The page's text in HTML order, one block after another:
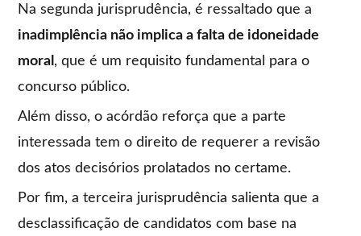
Na segunda jurisprudência, é ressaltado que a
inadimplência não implica a falta de idoneidade
moral , que é um requisito fundamental para o
concurso público.
Além disso, o acórdão reforça que a parte
interessada tem o direito de requerer a revisão
dos atos decisórios prolatados no certame.
Por fim, a terceira jurisprudência salienta que a
desclassificação de candidatos com base na